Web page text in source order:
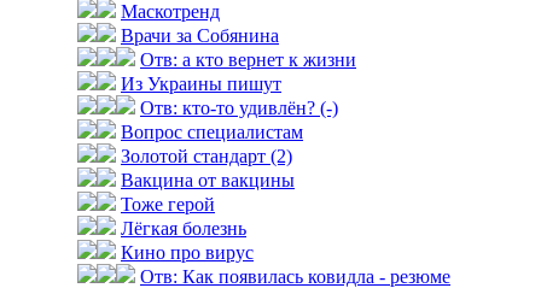
Маскотренд
Врачи за Собянина
Отв: а кто вернет к жизни
Из Украины пишут
Отв: кто-то удивлён? (-)
Вопрос специалистам
Золотой стандарт (2)
Вакцина от вакцины
Тоже герой
Лёгкая болезнь
Кино про вирус
Отв: Как появилась ковидла - резюме